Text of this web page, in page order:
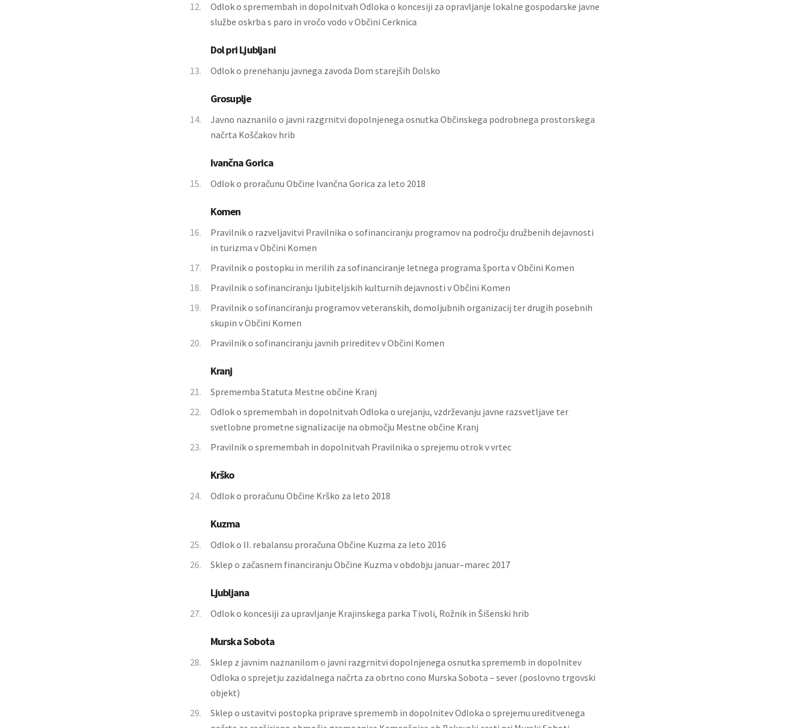
12.
Odlok o spremembah in dopolnitvah Odloka o koncesiji za opravljanje lokalne gospodarske javne
službe oskrba s paro in vročo vodo v Občini Cerknica
Dol pri Ljubljani
13. Odlok o prenehanju javnega zavoda Dom starejših Dolsko
Grosuplje
14.
Javno naznanilo o javni razgrnitvi dopolnjenega osnutka Občinskega podrobnega prostorskega
načrta Koščakov hrib
Ivančna Gorica
15. Odlok o proračunu Občine Ivančna Gorica za leto 2018
Komen
16.
Pravilnik o razveljavitvi Pravilnika o sofinanciranju programov na področju družbenih dejavnosti
in turizma v Občini Komen
17.
Pravilnik o postopku in merilih za sofinanciranje letnega programa športa v Občini Komen
18.
Pravilnik o sofinanciranju ljubiteljskih kulturnih dejavnosti v Občini Komen
19.
Pravilnik o sofinanciranju programov veteranskih, domoljubnih organizacij ter drugih posebnih
skupin v Občini Komen
20.
Pravilnik o sofinanciranju javnih prireditev v Občini Komen
Kranj
21.
Sprememba Statuta Mestne občine Kranj
22.
Odlok o spremembah in dopolnitvah Odloka o urejanju, vzdrževanju javne razsvetljave ter
svetlobne prometne signalizacije na območju Mestne občine Kranj
23.
Pravilnik o spremembah in dopolnitvah Pravilnika o sprejemu otrok v vrtec
Krško
24. Odlok o proračunu Občine Krško za leto 2018
Kuzma
25.
Odlok o II. rebalansu proračuna Občine Kuzma za leto 2016
26.
Sklep o začasnem financiranju Občine Kuzma v obdobju januar–marec 2017
Ljubljana
27. Odlok o koncesiji za upravljanje Krajinskega parka Tivoli, Rožnik in Šišenski hrib
Murska Sobota
28.
Sklep z javnim naznanilom o javni razgrnitvi dopolnjenega osnutka sprememb in dopolnitev
Odloka o sprejetju zazidalnega načrta za obrtno cono Murska Sobota – sever (poslovno trgovski
objekt)
29.
Sklep o ustavitvi postopka priprave sprememb in dopolnitev Odloka o sprejemu ureditvenega